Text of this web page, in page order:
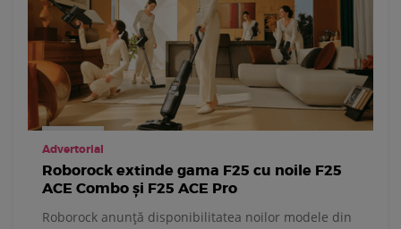
Advertorial
Roborock extinde gama F25 cu noile F25
ACE Combo și F25 ACE Pro
Roborock anunță disponibilitatea noilor modele din